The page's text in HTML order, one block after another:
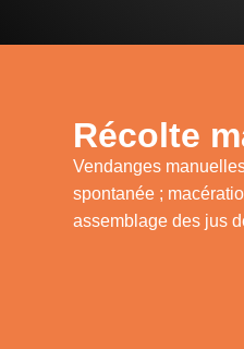
Récolte
Vendanges
spontanée ;
assemblage des jus